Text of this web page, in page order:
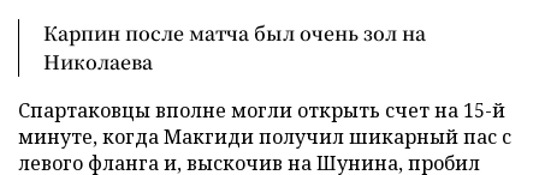
Карпин после матча был очень зол на
Николаева
Спартаковцы вполне могли открыть счет на 15-й
минуте, когда Макгиди получил шикарный пас с
левого фланга и, выскочив на Шунина, пробил